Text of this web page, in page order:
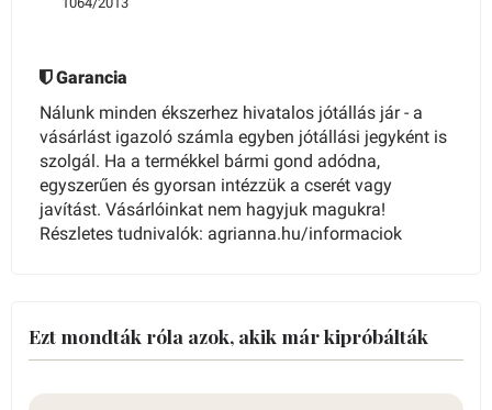
Garancia
Nálunk minden ékszerhez hivatalos jótállás jár - a
vásárlást igazoló számla egyben jótállási jegyként is
szolgál. Ha a termékkel bármi gond adódna,
egyszerűen és gyorsan intézzük a cserét vagy
javítást. Vásárlóinkat nem hagyjuk magukra!
Részletes tudnivalók: agrianna.hu/informaciok
Ezt mondták róla azok, akik már kipróbálták